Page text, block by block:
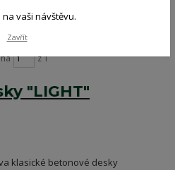
z 1
"LIGHT"
klasické betonové desky
na vaši návštěvu.
Zavřít